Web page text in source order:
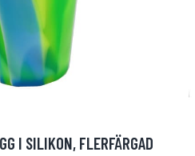
I SILIKON, FLERFÄRGAD